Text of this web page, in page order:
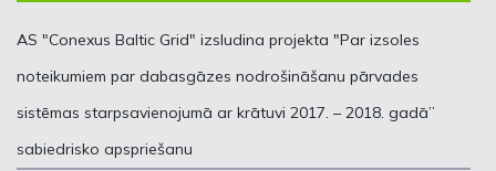
AS "Conexus Baltic Grid" izsludina projekta "Par izsoles
noteikumiem par dabasgāzes nodrošināšanu pārvades
sistēmas starpsavienojumā ar krātuvi 2017. – 2018. gadā”
sabiedrisko apspriešanu